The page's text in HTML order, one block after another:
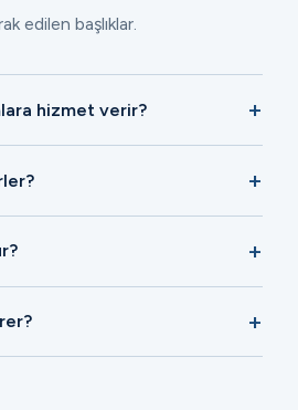
edilen başlıklar.
hizmet verir?